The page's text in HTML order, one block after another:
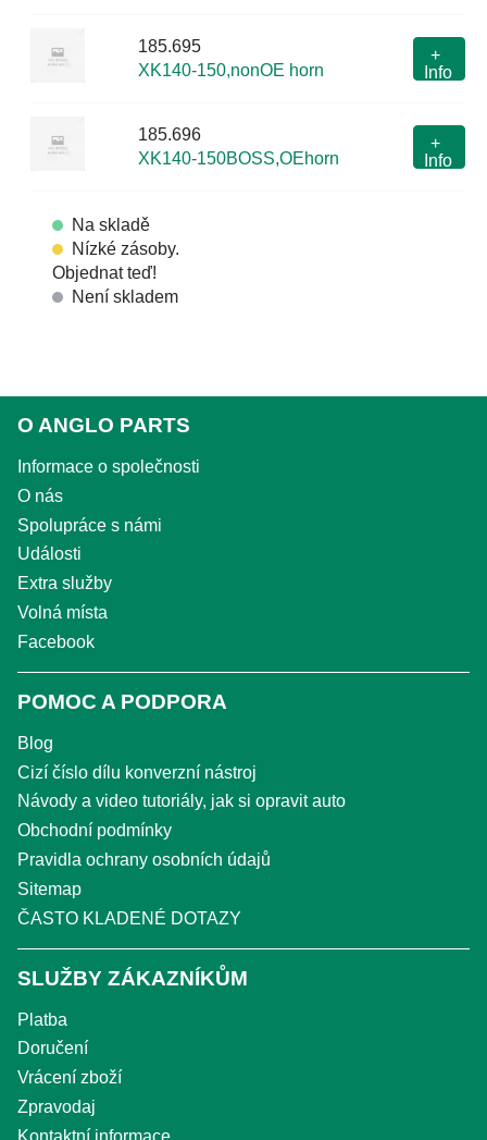
185.695
XK140-150,nonOE horn
+
Info
185.696
XK140-150BOSS,OEhorn
+
Info
Na skladě
Nízké zásoby.
Objednat teď!
Není skladem
O ANGLO PARTS
Informace o společnosti
O nás
Spolupráce s námi
Události
Extra služby
Volná místa
Facebook
POMOC A PODPORA
Blog
Cizí číslo dílu konverzní nástroj
Návody a video tutoriály, jak si opravit auto
Obchodní podmínky
Pravidla ochrany osobních údajů
Sitemap
ČASTO KLADENÉ DOTAZY
SLUŽBY ZÁKAZNÍKŮM
Platba
Doručení
Vrácení zboží
Zpravodaj
Kontaktní informace